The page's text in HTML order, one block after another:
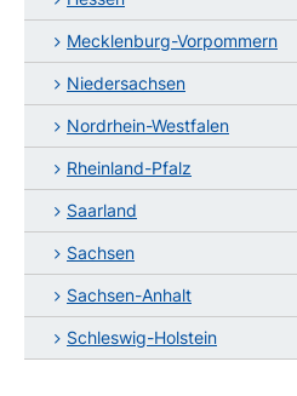
Mecklenburg-Vorpommern
Niedersachsen
Nordrhein-Westfalen
Rheinland-Pfalz
Saarland
Sachsen
Sachsen-Anhalt
Schleswig-Holstein